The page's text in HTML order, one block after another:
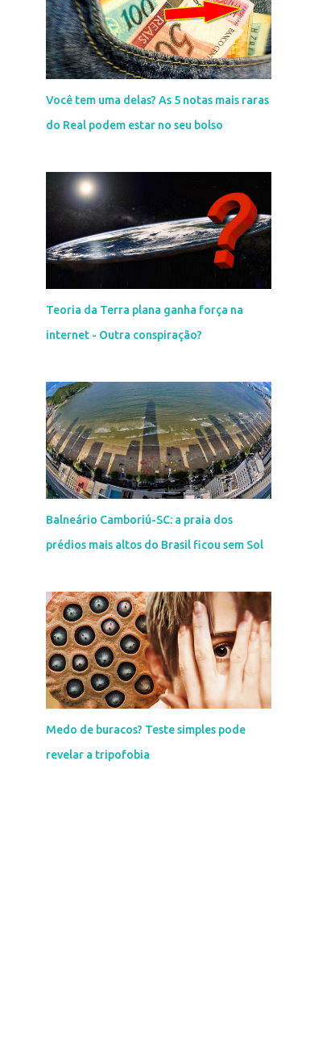
Você tem uma delas? As 5 notas mais raras
do Real podem estar no seu bolso
Teoria da Terra plana ganha força na
internet - Outra conspiração?
Balneário Camboriú-SC: a praia dos
prédios mais altos do Brasil ficou sem Sol
Medo de buracos? Teste simples pode
revelar a tripofobia